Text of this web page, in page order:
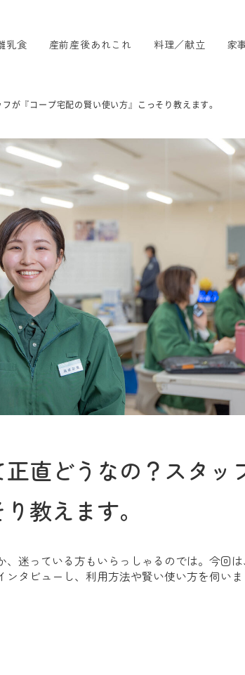
乳食 産前産後あれこれ 料理／献立 家
が『コープ宅配の賢い使い方』こっそり教えます。
直どうなの？スタッ
教えます。
迷っている方もいらっしゃるのでは。今回
タビューし、利用方法や賢い使い方を伺いま